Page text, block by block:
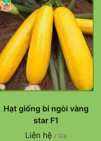
Hạt giống bí ngòi vàng
star F1
Liên hệ / Giá